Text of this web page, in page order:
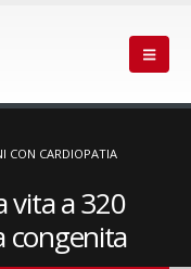
CON CARDIOPATIA
vita a 320
congenita